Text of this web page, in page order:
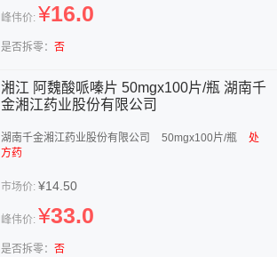
峰伟价: ¥16.0
是否拆零： 否
湘江 阿魏酸哌嗪片 50mgx100片/瓶 湖南千
金湘江药业股份有限公司
湖南千金湘江药业股份有限公司 50mgx100片/瓶
处
方药
市场价: ¥14.50
峰伟价: ¥33.0
是否拆零： 否